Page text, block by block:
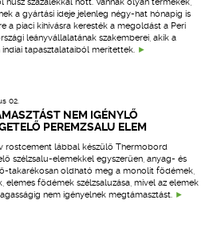
KÉPZÉSEK
SEGÉDLETEK
a gyártási ideje jelenleg négy-hat hónapig is
a piaci kihívásra keresték a megoldást a Peri
leányvállalatának szakemberei, akik a
indiai tapasztalataiból merítettek.
02.
NEM IGÉNYLŐ
PEREMZSALU ELEM
rostcement lábbal készülő Thermobord
szélzsalu-elemekkel egyszerűen, anyag- és
takarékosan oldható meg a monolit födémek,
elemes födémek szélzsaluzása, mivel az elemek
nem igényelnek megtámasztást.